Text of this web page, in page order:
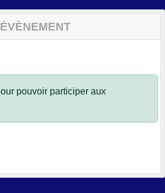
pouvoir participer aux